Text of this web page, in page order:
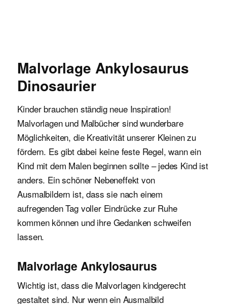
Malvorlage Ankylosaurus
Dinosaurier
Kinder brauchen ständig neue Inspiration!
Malvorlagen und Malbücher sind wunderbare
Möglichkeiten, die Kreativität unserer Kleinen zu
fördern. Es gibt dabei keine feste Regel, wann ein
Kind mit dem Malen beginnen sollte – jedes Kind ist
anders. Ein schöner Nebeneffekt von
Ausmalbildern ist, dass sie nach einem
aufregenden Tag voller Eindrücke zur Ruhe
kommen können und ihre Gedanken schweifen
lassen.
Malvorlage Ankylosaurus
Wichtig ist, dass die Malvorlagen kindgerecht
gestaltet sind. Nur wenn ein Ausmalbild